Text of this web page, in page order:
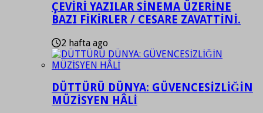
ÇEVİRİ YAZILAR SİNEMA ÜZERİNE
BAZI FİKİRLER / CESARE ZAVATTİNİ.
2 hafta ago
DÜTTÜRÜ DÜNYA: GÜVENCESİZLİĞİN
MÜZİSYEN HÂLİ